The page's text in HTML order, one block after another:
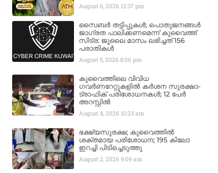
August 6, 2026 12:37 pm
സൈബർ തട്ടിപ്പുകൾ; പൊതുജനങ്ങൾ
ജാഗ്രത പാലിക്കണമെന്ന് കുവൈത്ത്
സിട്ര: ജൂലൈ മാസം ലഭിച്ചത് 156
പരാതികൾ
August 5, 20268:06 pm
കുവൈത്തിലെ വിവിധ
ഗവർണറേറ്റുകളിൽ കർശന സുരക്ഷാ-
ട്രാഫിക് പരിശോധനകൾ; 12 പേർ
അറസ്റ്റിൽ
August 4, 2026 10:23 am
ഭക്ഷ്യസുരക്ഷ; കുവൈത്തിൽ
ശക്തമായ പരിശോധന; 195 കിലോ
ഇറച്ചി പിടിച്ചെടുത്തു
August 2, 20269:09 am